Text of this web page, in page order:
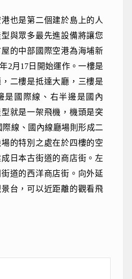
也是第二個建於島上的人
與眾多最先進設備將讓您
的中部國際空港為海埔新
2月17日開始運作。一樓是
二樓是抵達大廳，三樓是
是國際線、右半邊是國內
就是一架飛機，機頭是突
線、國內線廳場則形成二
的特別之處在於四樓的空
日本古街道的商店街。左
道的西洋商店街。向外延
台，可以近距離的觀看飛